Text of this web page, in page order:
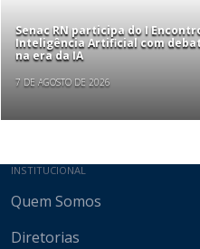
Senac RN participa do I
Inteligência Artificial com
na era da IA
7 DE AGOSTO DE 2026
Mapa do site
INSTITUCIONAL
Quem Somos
Diretorias